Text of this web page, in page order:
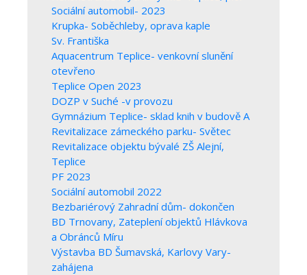
Sociální automobil- 2023
Krupka- Soběchleby, oprava kaple
Sv. Františka
Aquacentrum Teplice- venkovní slunění
otevřeno
Teplice Open 2023
DOZP v Suché -v provozu
Gymnázium Teplice- sklad knih v budově A
Revitalizace zámeckého parku- Světec
Revitalizace objektu bývalé ZŠ Alejní,
Teplice
PF 2023
Sociální automobil 2022
Bezbariérový Zahradní dům- dokončen
BD Trnovany, Zateplení objektů Hlávkova
a Obránců Míru
Výstavba BD Šumavská, Karlovy Vary-
zahájena